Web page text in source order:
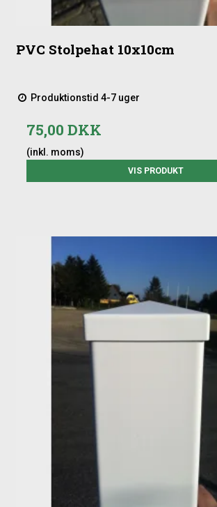
PVC Stolpehat 10x10cm
Produktionstid 4-7 uger
75,00 DKK
(inkl. moms)
VIS PRODUKT